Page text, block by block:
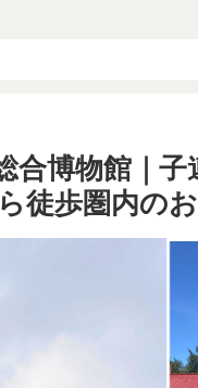
合博物館｜
徒歩圏内の